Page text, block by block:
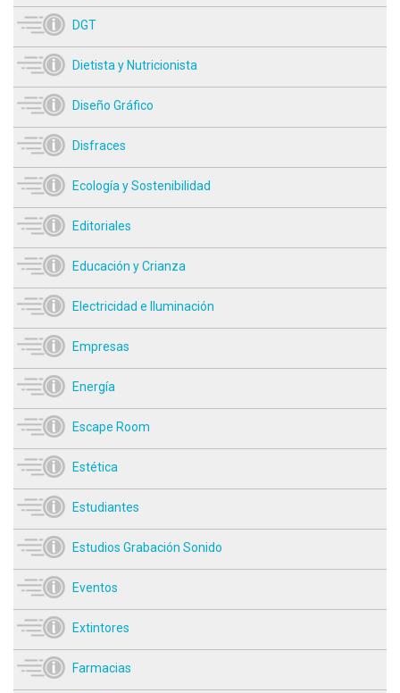
DGT
Dietista y Nutricionista
Diseño Gráfico
Disfraces
Ecología y Sostenibilidad
Editoriales
Educación y Crianza
Electricidad e Iluminación
Empresas
Energía
Escape Room
Estética
Estudiantes
Estudios Grabación Sonido
Eventos
Extintores
Farmacias